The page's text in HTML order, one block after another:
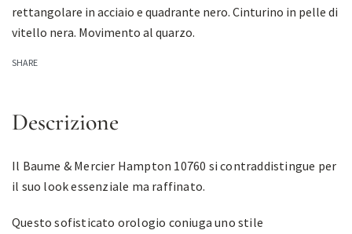
rettangolare in acciaio e quadrante nero. Cinturino in pelle di
vitello nera. Movimento al quarzo.
SHARE
Descrizione
Il Baume & Mercier Hampton 10760 si contraddistingue per
il suo look essenziale ma raffinato.
Questo sofisticato orologio coniuga uno stile